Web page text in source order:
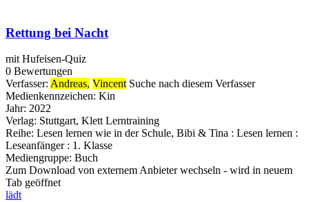
Rettung bei Nacht
mit Hufeisen-Quiz
0 Bewertungen
Verfasser: Andreas, Vincent Suche nach diesem Verfasser
Medienkennzeichen: Kin
Jahr: 2022
Verlag: Stuttgart, Klett Lerntraining
Reihe: Lesen lernen wie in der Schule, Bibi & Tina : Lesen lernen :
Leseanfänger : 1. Klasse
Mediengruppe: Buch
Zum Download von externem Anbieter wechseln - wird in neuem
Tab geöffnet
lädt